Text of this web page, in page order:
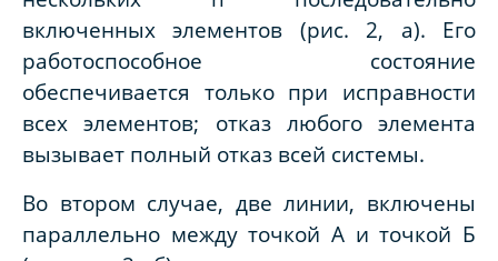
включенных элементов (рис. 2, а). Его
работоспособное состояние
обеспечивается только при исправности
всех элементов; отказ любого элемента
вызывает полный отказ всей системы.
Во втором случае, две линии, включены
параллельно между точкой А и точкой Б